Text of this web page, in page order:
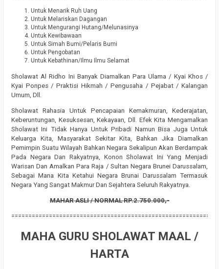
Untuk Menarik Ruh Uang
Untuk Melariskan Dagangan
Untuk Mengurangi Hutang/Melunasinya
Untuk Kewibawaan
Untuk Simah Bumi/Pelaris Bumi
Untuk Pengobatan
Untuk Kebathinan/Ilmu Ilmu Selamat
Sholawat Al Ridho Ini Banyak Diamalkan Para Ulama / Kyai Khos /
Kyai Ponpes / Praktisi Hikmah / Pengusaha / Pejabat / Kalangan
Umum, Dll.
Sholawat Rahasia Untuk Pencapaian Kemakmuran, Kederajatan,
Keberuntungan, Kesuksesan, Kekayaan, Dll. Efek Kita Mengamalkan
Sholawat Ini Tidak Hanya Untuk Pribadi Namun Bisa Juga Untuk
Keluarga Kita, Masyarakat Sekitar Kita, Bahkan Jika Diamalkan
Pemimpin Suatu Wilayah Bahkan Negara Sekalipun Akan Berdampak
Pada Negara Dan Rakyatnya, Konon Sholawat Ini Yang Menjadi
Warisan Dan Amalkan Para Raja / Sultan Negara Brunei Darussalam,
Sebagai Mana Kita Ketahui Negara Brunai Darussalam Termasuk
Negara Yang Sangat Makmur Dan Sejahtera Seluruh Rakyatnya.
MAHAR ASLI / NORMAL RP.2.750.000,-
MAHA GURU SHOLAWAT MAAL /
HARTA